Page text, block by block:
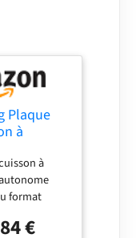
U1,
80 x 52 x
Plaque
à
de 80
ajustée,
et
à
format
€